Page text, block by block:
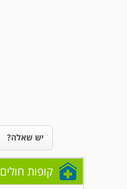
יש שאלה?
קופות חולים